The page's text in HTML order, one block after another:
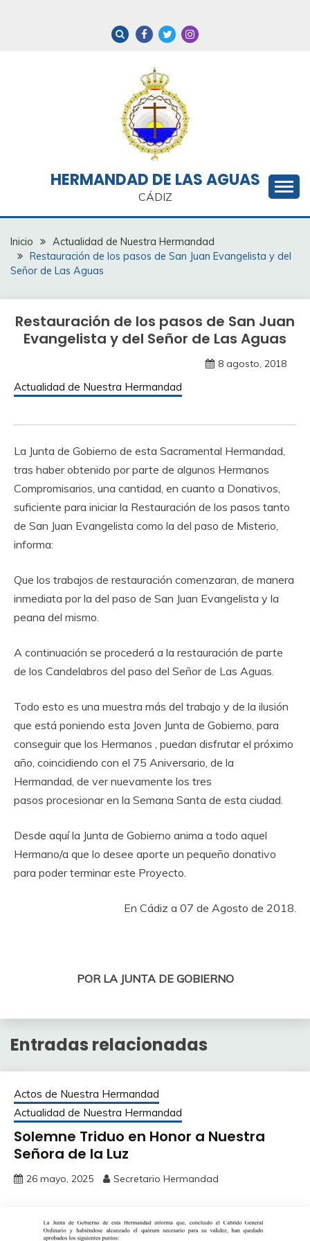
HERMANDAD DE LAS AGUAS
CÁDIZ
Inicio
Actualidad de Nuestra Hermandad
Restauración de los pasos de San Juan Evangelista y del
Señor de Las Aguas
Restauración de los pasos de San Juan
Evangelista y del Señor de Las Aguas
8 agosto, 2018
Actualidad de Nuestra Hermandad
La Junta de Gobierno de esta Sacramental Hermandad,
tras haber obtenido por parte de algunos Hermanos
Compromisarios, una cantidad, en cuanto a Donativos,
suficiente para iniciar la Restauración de los pasos tanto
de San Juan Evangelista como la del paso de Misterio,
informa:
Que los trabajos de restauración comenzaran, de manera
inmediata por la del paso de San Juan Evangelista y la
peana del mismo.
A continuación se procederá a la restauración de parte
de los Candelabros del paso del Señor de Las Aguas.
Todo esto es una muestra más del trabajo y de la ilusión
que está poniendo esta Joven Junta de Gobierno, para
conseguir que los Hermanos , puedan disfrutar el próximo
año, coincidiendo con el 75 Aniversario, de la
Hermandad, de ver nuevamente los tres
pasos procesionar en la Semana Santa de esta ciudad.
Desde aquí la Junta de Gobierno anima a todo aquel
Hermano/a que lo desee aporte un pequeño donativo
para poder terminar este Proyecto.
En Cádiz a 07 de Agosto de 2018.
POR LA JUNTA DE GOBIERNO
Entradas relacionadas
Actos de Nuestra Hermandad
Actualidad de Nuestra Hermandad
Solemne Triduo en Honor a Nuestra
Señora de la Luz
26 mayo, 2025 Secretario Hermandad